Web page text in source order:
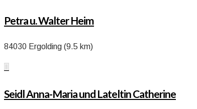
Petra u. Walter Heim
84030 Ergolding (9.5 km)

Seidl Anna-Maria und Lateltin Catherine